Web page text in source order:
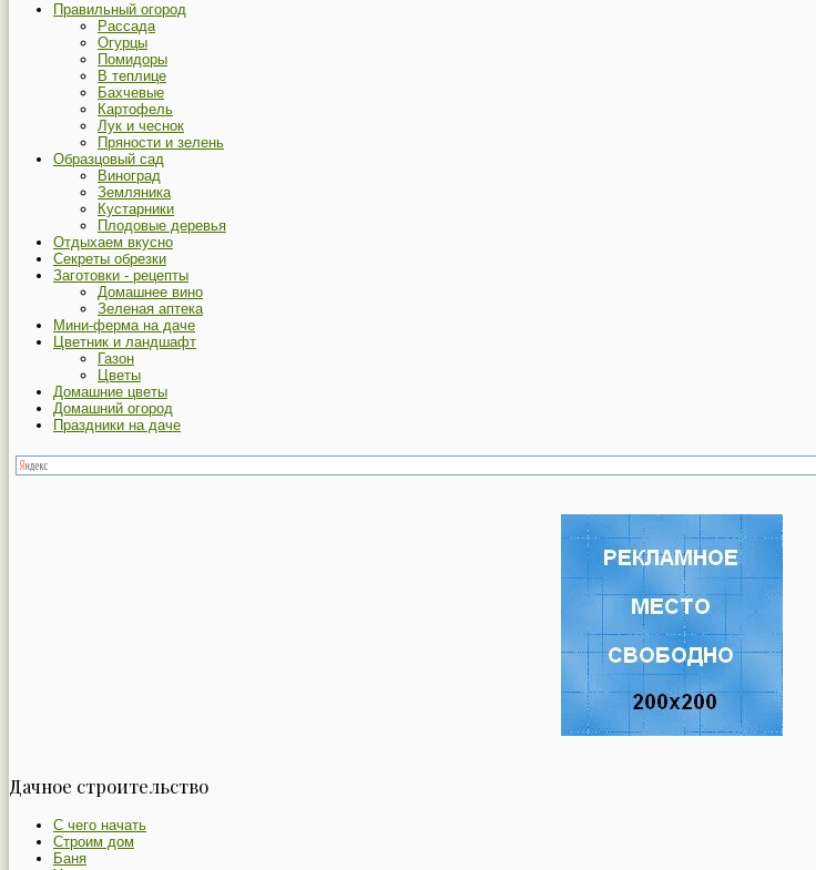
Правильный огород
Рассада
Огурцы
Помидоры
В теплице
Бахчевые
Картофель
Лук и чеснок
Пряности и зелень
Образцовый сад
Виноград
Земляника
Кустарники
Плодовые деревья
Отдыхаем вкусно
Секреты обрезки
Заготовки - рецепты
Домашнее вино
Зеленая аптека
Мини-ферма на даче
Цветник и ландшафт
Газон
Цветы
Домашние цветы
Домашний огород
Праздники на даче
Дачное строительство
С чего начать
Строим дом
Баня